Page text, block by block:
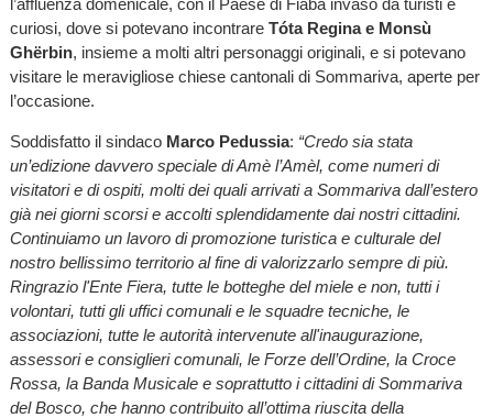
curiosi, dove si potevano incontrare Tóta Regina e Monsù
Ghërbin, insieme a molti altri personaggi originali, e si potevano
visitare le meravigliose chiese cantonali di Sommariva, aperte per
l’occasione.
Soddisfatto il sindaco Marco Pedussia: “Credo sia stata
un’edizione davvero speciale di Amè l’Amèl, come numeri di
visitatori e di ospiti, molti dei quali arrivati a Sommariva dall’estero
già nei giorni scorsi e accolti splendidamente dai nostri cittadini.
Continuiamo un lavoro di promozione turistica e culturale del
nostro bellissimo territorio al fine di valorizzarlo sempre di più.
Ringrazio l'Ente Fiera, tutte le botteghe del miele e non, tutti i
volontari, tutti gli uffici comunali e le squadre tecniche, le
associazioni, tutte le autorità intervenute all'inaugurazione,
assessori e consiglieri comunali, le Forze dell’Ordine, la Croce
Rossa, la Banda Musicale e soprattutto i cittadini di Sommariva
del Bosco, che hanno contribuito all’ottima riuscita della